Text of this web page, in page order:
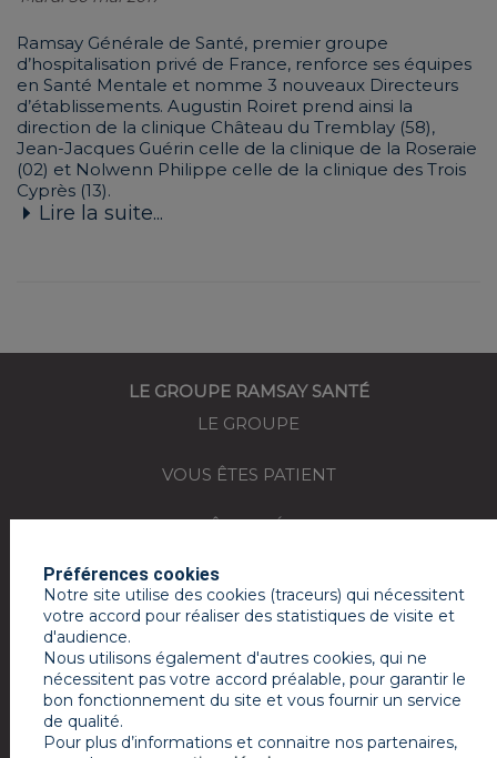
Ramsay Générale de Santé, premier groupe
d’hospitalisation privé de France, renforce ses équipes
en Santé Mentale et nomme 3 nouveaux Directeurs
d’établissements. Augustin Roiret prend ainsi la
direction de la clinique Château du Tremblay (58),
Jean-Jacques Guérin celle de la clinique de la Roseraie
(02) et Nolwenn Philippe celle de la clinique des Trois
Cyprès (13).
Lire la suite...
LE GROUPE RAMSAY SANTÉ
LE GROUPE
VOUS ÊTES PATIENT
VOUS ÊTES MÉDECIN
REJOIGNEZ-NOUS
ACTUALITÉS
ESPACE PRESSE
MON COMPTE RAMSAY SERVICES
Préférences cookies
Notre site utilise des cookies (traceurs) qui nécessitent
votre accord pour réaliser des statistiques de visite et
d'audience.
Nous utilisons également d'autres cookies, qui ne
nécessitent pas votre accord préalable, pour garantir le
bon fonctionnement du site et vous fournir un service
de qualité.
Pour plus d’informations et connaitre nos partenaires,